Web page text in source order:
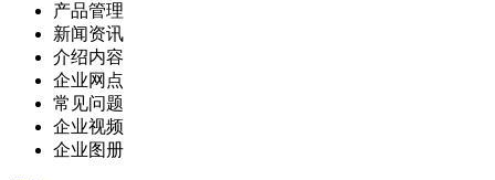
产品管理
新闻资讯
介绍内容
企业网点
常见问题
企业视频
企业图册